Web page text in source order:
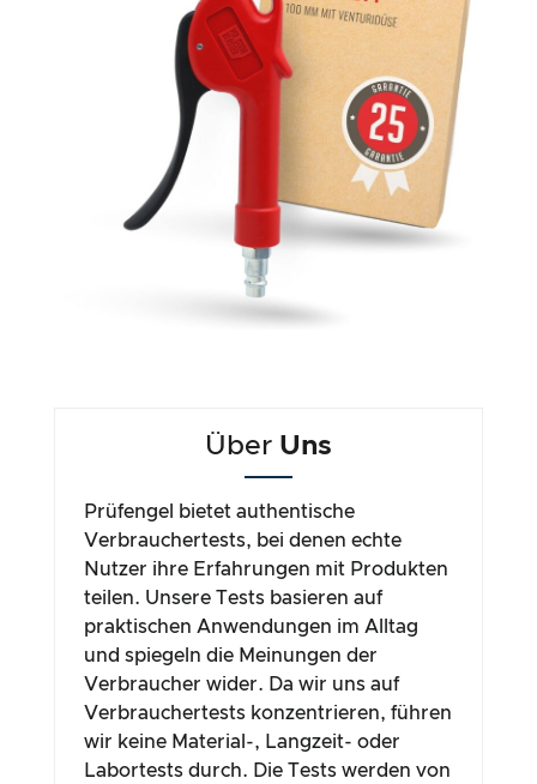
Über Uns
Prüfengel bietet authentische
Verbrauchertests, bei denen echte
Nutzer ihre Erfahrungen mit Produkten
teilen. Unsere Tests basieren auf
praktischen Anwendungen im Alltag
und spiegeln die Meinungen der
Verbraucher wider. Da wir uns auf
Verbrauchertests konzentrieren, führen
wir keine Material-, Langzeit- oder
Labortests durch. Die Tests werden von